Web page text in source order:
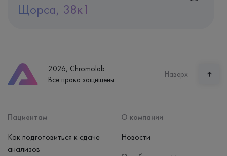
Щорса, 38к1
Часы работы
пн-вс: 7:30-15:00
2026, Chromolab.
Все права защищены.
Наверх
Пациентам
Как подготовиться к сдаче
анализов
О компании
Новости